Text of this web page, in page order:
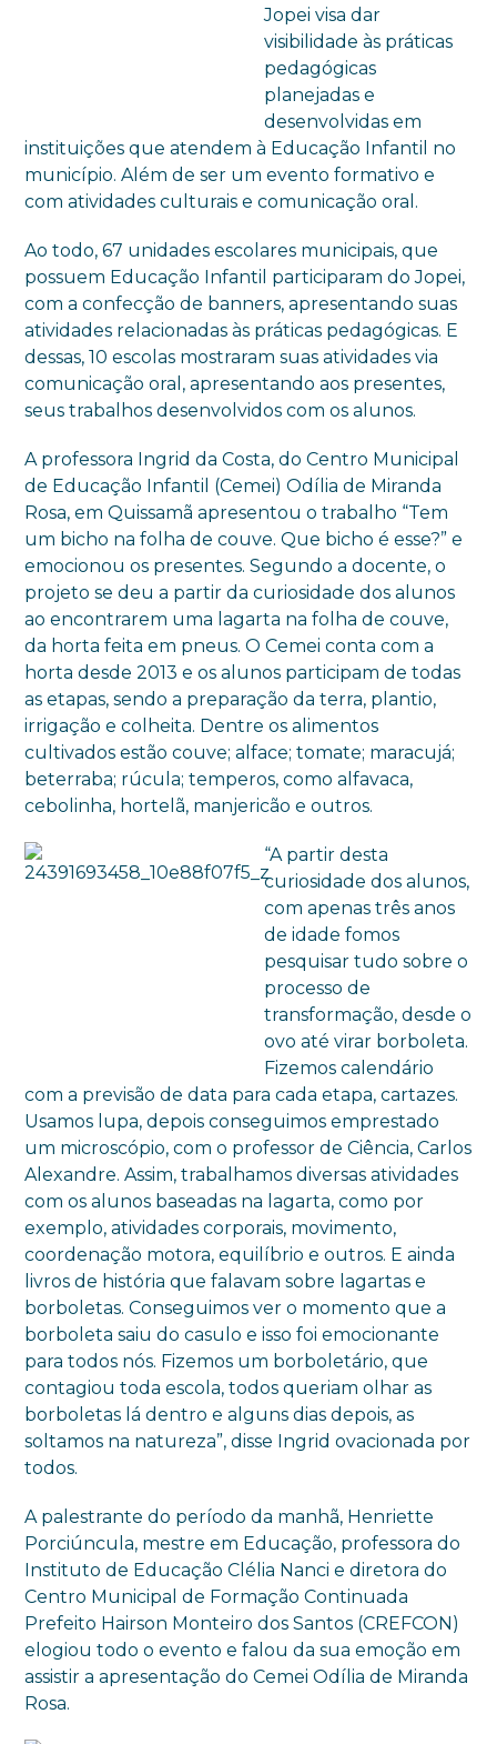
Jopei visa dar
visibilidade às práticas
pedagógicas
planejadas e
desenvolvidas em
instituições que atendem à Educação Infantil no
município. Além de ser um evento formativo e
com atividades culturais e comunicação oral.
Ao todo, 67 unidades escolares municipais, que
possuem Educação Infantil participaram do Jopei,
com a confecção de banners, apresentando suas
atividades relacionadas às práticas pedagógicas. E
dessas, 10 escolas mostraram suas atividades via
comunicação oral, apresentando aos presentes,
seus trabalhos desenvolvidos com os alunos.
A professora Ingrid da Costa, do Centro Municipal
de Educação Infantil (Cemei) Odília de Miranda
Rosa, em Quissamã apresentou o trabalho “Tem
um bicho na folha de couve. Que bicho é esse?” e
emocionou os presentes. Segundo a docente, o
projeto se deu a partir da curiosidade dos alunos
ao encontrarem uma lagarta na folha de couve,
da horta feita em pneus. O Cemei conta com a
horta desde 2013 e os alunos participam de todas
as etapas, sendo a preparação da terra, plantio,
irrigação e colheita. Dentre os alimentos
cultivados estão couve; alface; tomate; maracujá;
beterraba; rúcula; temperos, como alfavaca,
cebolinha, hortelã, manjericão e outros.
“A partir desta
curiosidade dos alunos,
com apenas três anos
de idade fomos
pesquisar tudo sobre o
processo de
transformação, desde o
ovo até virar borboleta.
Fizemos calendário
com a previsão de data para cada etapa, cartazes.
Usamos lupa, depois conseguimos emprestado
um microscópio, com o professor de Ciência, Carlos
Alexandre. Assim, trabalhamos diversas atividades
com os alunos baseadas na lagarta, como por
exemplo, atividades corporais, movimento,
coordenação motora, equilíbrio e outros. E ainda
livros de história que falavam sobre lagartas e
borboletas. Conseguimos ver o momento que a
borboleta saiu do casulo e isso foi emocionante
para todos nós. Fizemos um borboletário, que
contagiou toda escola, todos queriam olhar as
borboletas lá dentro e alguns dias depois, as
soltamos na natureza”, disse Ingrid ovacionada por
todos.
A palestrante do período da manhã, Henriette
Porciúncula, mestre em Educação, professora do
Instituto de Educação Clélia Nanci e diretora do
Centro Municipal de Formação Continuada
Prefeito Hairson Monteiro dos Santos (CREFCON)
elogiou todo o evento e falou da sua emoção em
assistir a apresentação do Cemei Odília de Miranda
Rosa.